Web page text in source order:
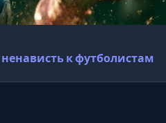
к футболистам